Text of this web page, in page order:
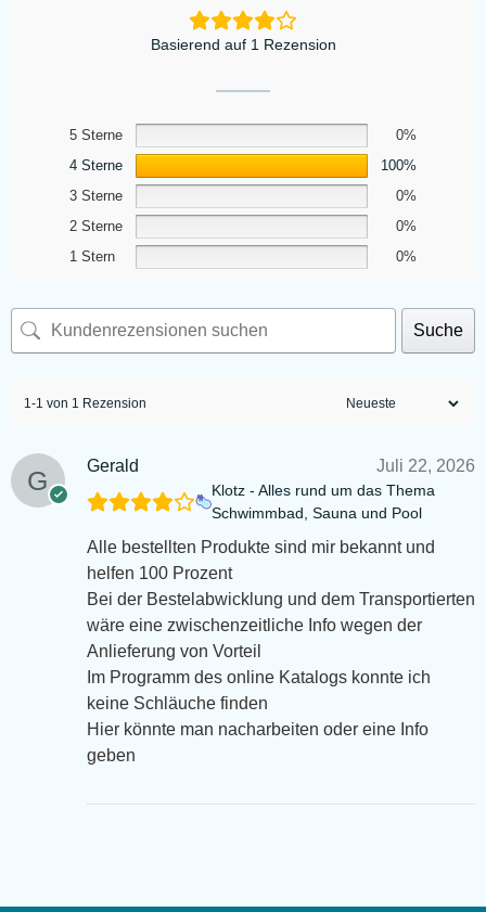
Basierend auf 1 Rezension
5 Sterne
0%
4 Sterne
100%
3 Sterne
0%
2 Sterne
0%
1 Stern
0%
Suche
1-1 von 1 Rezension
Gerald Juli 22, 2026
Klotz - Alles rund um das Thema
Schwimmbad, Sauna und Pool
Alle bestellten Produkte sind mir bekannt und
helfen 100 Prozent
Bei der Bestelabwicklung und dem Transportierten
wäre eine zwischenzeitliche Info wegen der
Anlieferung von Vorteil
Im Programm des online Katalogs konnte ich
keine Schläuche finden
Hier könnte man nacharbeiten oder eine Info
geben